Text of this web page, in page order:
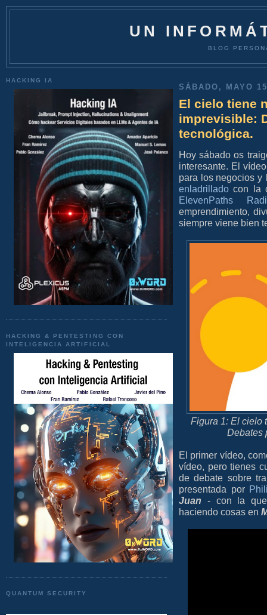
UN
BLOG
HACKING IA
HACKING & PENTESTING CON
INTELIGENCIA ARTIFICIAL
QUANTUM SECURITY
SÁBADO, MAYO
El cielo tiene
imprevisible:
tecnológica.
Hoy sábado os
interesante. El
para los negocios y
enladrillado con la
ElevenPaths
emprendimiento,
siempre viene bien
Figura 1: El cielo
Debates
El primer vídeo,
vídeo, pero tienes
de debate sobre
presentada por
Juan - con la que
haciendo cosas en